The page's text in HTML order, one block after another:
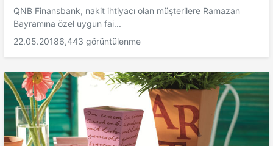
QNB Finansbank, nakit ihtiyacı olan müşterilere Ramazan
Bayramına özel uygun fai...
22.05.20186,443 görüntülenme